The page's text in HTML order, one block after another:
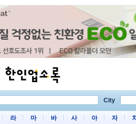
City
라 마 바 사 아 자